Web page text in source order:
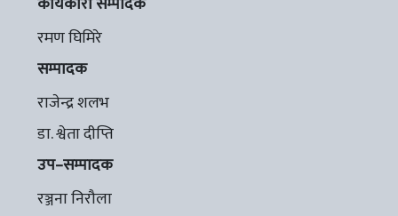
रमण घिमिरे
सम्पादक
राजेन्द्र शलभ
डा. श्वेता दीप्ति
उप–सम्पादक
रञ्जना निरौला